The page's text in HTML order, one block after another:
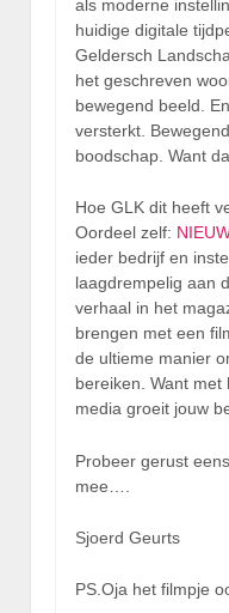
als moderne
huidige digitale
Geldersch
het geschreven
bewegend beeld.
versterkt.
boodschap. Want
Hoe GLK dit heeft
Oordeel zelf:
ieder bedrijf en
laagdrempelig aan
verhaal in het
brengen met een
de ultieme manier
bereiken. Want
media groeit jouw
Probeer gerust
mee….
Sjoerd Geurts
PS.Oja het filmpje